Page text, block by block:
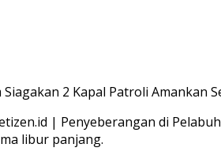
2 Kapal Patroli Amankan
| Penyeberangan di
libur panjang.